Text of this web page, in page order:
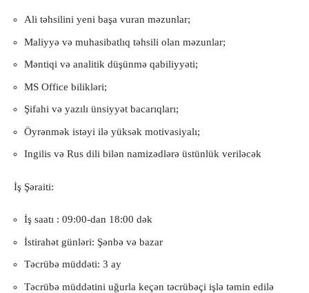
Ali təhsilini yeni başa vuran məzunlar;
Maliyyə və muhasibatlıq təhsili olan məzunlar;
Məntiqi və analitik düşünmə qabiliyyəti;
MS Office bilikləri;
Şifahi və yazılı ünsiyyət bacarıqları;
Öyrənmək istəyi ilə yüksək motivasiyalı;
Ingilis və Rus dili bilən namizədlərə üstünlük veriləcək
İş Şəraiti:
İş saatı : 09:00-dan 18:00 dək
İstirahət günləri: Şənbə və bazar
Təcrübə müddəti: 3 ay
Təcrübə müddətini uğurla keçən təcrübəçi işlə təmin edilə